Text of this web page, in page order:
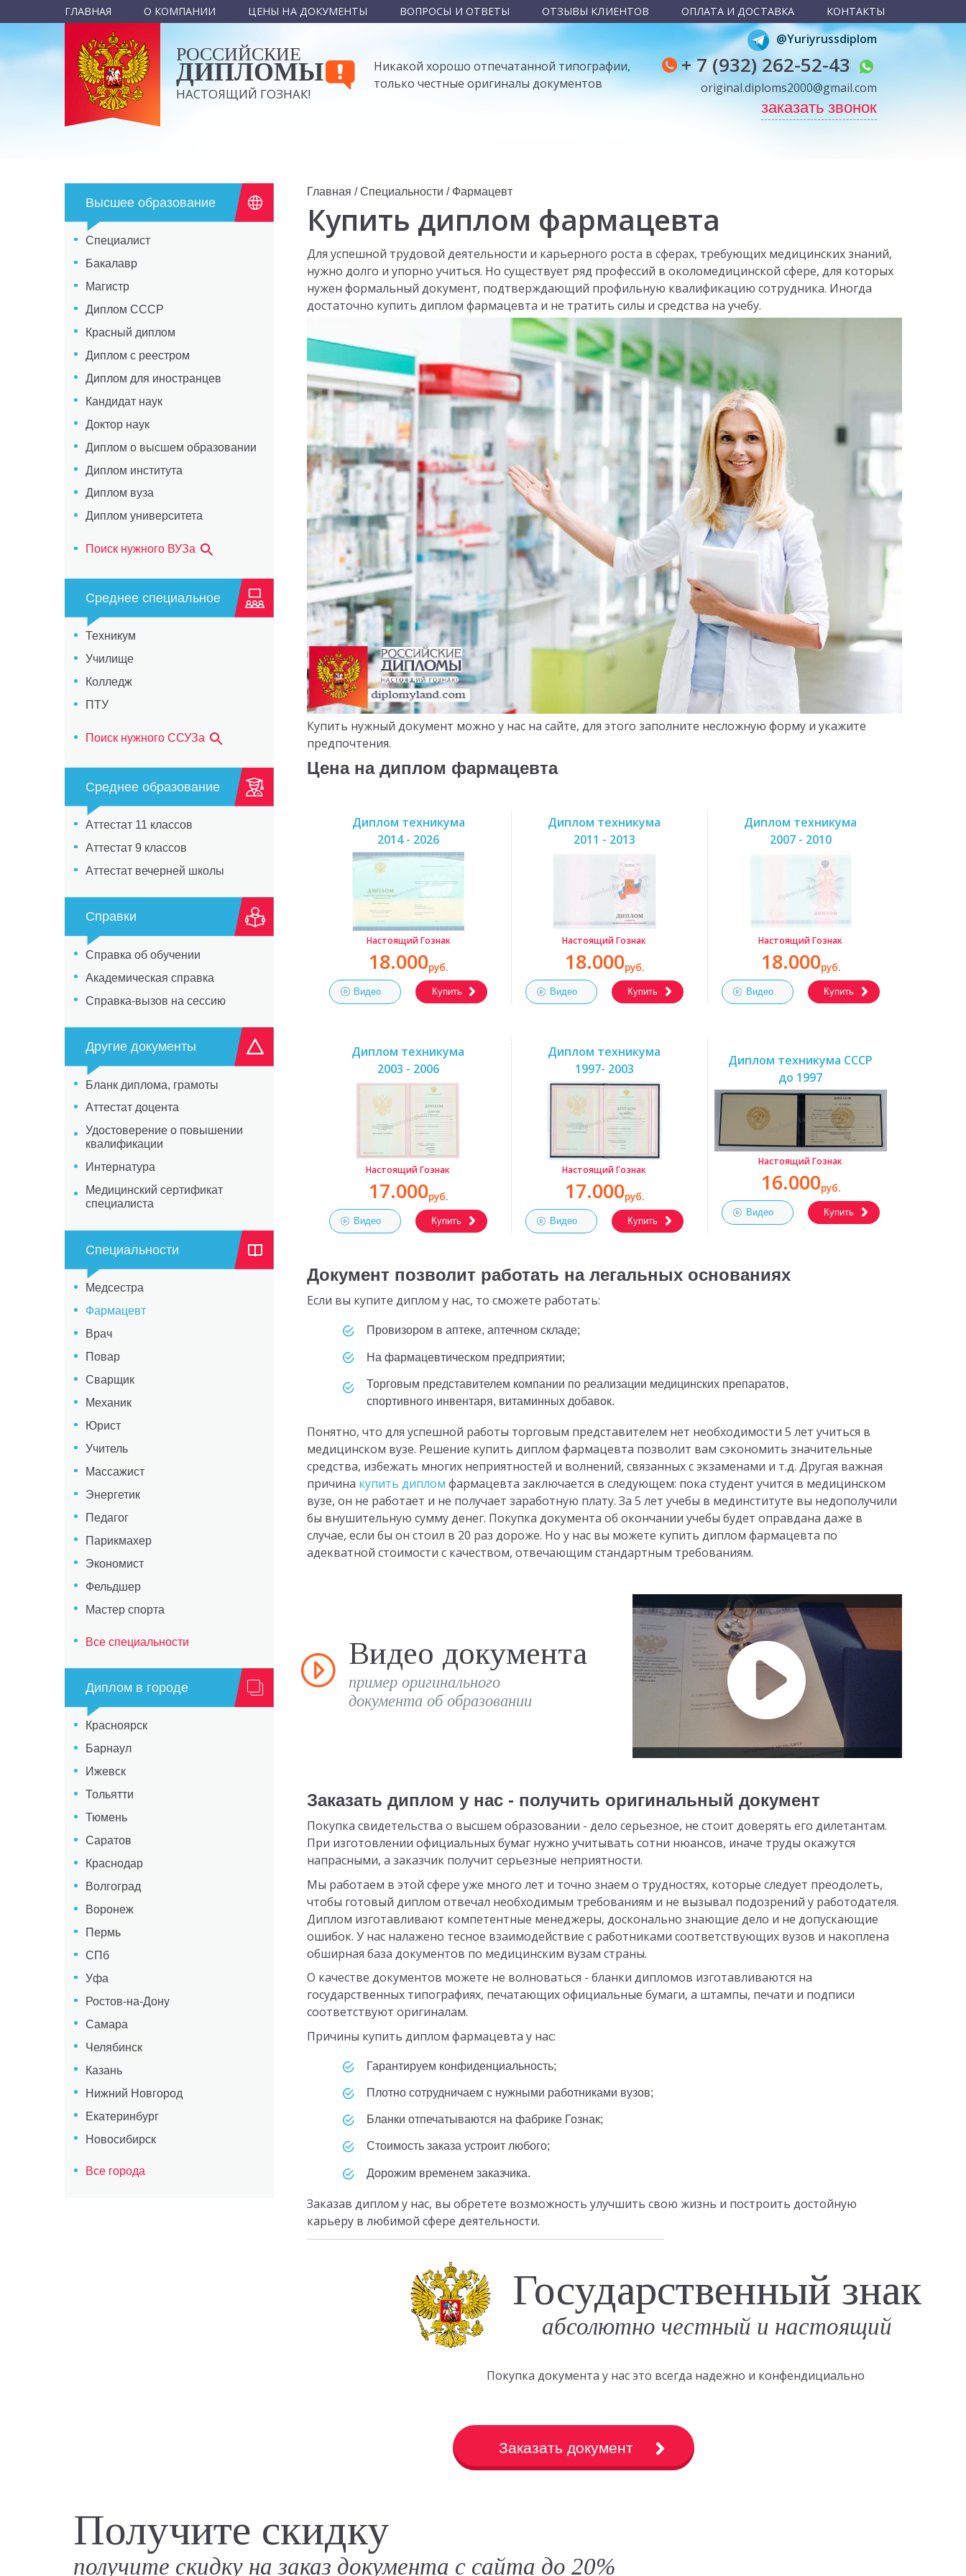
ГЛАВНАЯ О КОМПАНИИ ЦЕНЫ НА ДОКУМЕНТЫ ВОПРОСЫ И ОТВЕТЫ ОТЗЫВЫ КЛИЕНТОВ ОПЛАТА И ДОСТАВКА КОНТАКТЫ
РОССИЙСКИЕ
ДИПЛОМЫ
НАСТОЯЩИЙ ГОЗНАК!
Никакой хорошо отпечатанной типографии,
только честные оригиналы документов
@Yuriyrussdiplom
+ 7 (932) 262-52-43
original.diploms2000@gmail.com
заказать звонок
Высшее образование
Специалист
Бакалавр
Магистр
Диплом СССР
Красный диплом
Диплом с реестром
Диплом для иностранцев
Кандидат наук
Доктор наук
Диплом о высшем образовании
Диплом института
Диплом вуза
Диплом университета
Поиск нужного ВУЗа
Среднее специальное
Техникум
Училище
Колледж
ПТУ
Поиск нужного ССУЗа
Среднее образование
Аттестат 11 классов
Аттестат 9 классов
Аттестат вечерней школы
Справки
Справка об обучении
Академическая справка
Справка-вызов на сессию
Другие документы
Бланк диплома, грамоты
Аттестат доцента
Удостоверение о повышении
квалификации
Интернатура
Медицинский сертификат
специалиста
Специальности
Медсестра
Фармацевт
Врач
Повар
Сварщик
Механик
Юрист
Учитель
Массажист
Энергетик
Педагог
Парикмахер
Экономист
Фельдшер
Мастер спорта
Все специальности
Диплом в городе
Красноярск
Барнаул
Ижевск
Тольятти
Тюмень
Саратов
Краснодар
Волгоград
Воронеж
Пермь
СПб
Уфа
Ростов-на-Дону
Самара
Челябинск
Казань
Нижний Новгород
Екатеринбург
Новосибирск
Все города
Главная /Специальности / Фармацевт
Купить диплом фармацевта
Для успешной трудовой деятельности и карьерного роста в сферах, требующих медицинских знаний,
нужно долго и упорно учиться. Но существует ряд профессий в околомедицинской сфере, для которых
нужен формальный документ, подтверждающий профильную квалификацию сотрудника. Иногда
достаточно купить диплом фармацевта и не тратить силы и средства на учебу.
Купить нужный документ можно у нас на сайте, для этого заполните несложную форму и укажите
предпочтения.
Цена на диплом фармацевта
Диплом техникума
2014 - 2026
Настоящий Гознак
18.000руб.
Видео Купить
Диплом техникума
2011 - 2013
Настоящий Гознак
18.000руб.
Видео Купить
Диплом техникума
2007 - 2010
Настоящий Гознак
18.000руб.
Видео Купить
Диплом техникума
2003 - 2006
Настоящий Гознак
17.000руб.
Видео Купить
Диплом техникума
1997- 2003
Настоящий Гознак
17.000руб.
Видео Купить
Диплом техникума СССР
до 1997
Настоящий Гознак
16.000руб.
Видео Купить
Документ позволит работать на легальных основаниях
Если вы купите диплом у нас, то сможете работать:
Провизором в аптеке, аптечном складе;
На фармацевтическом предприятии;
Торговым представителем компании по реализации медицинских препаратов,
спортивного инвентаря, витаминных добавок.
Понятно, что для успешной работы торговым представителем нет необходимости 5 лет учиться в
медицинском вузе. Решение купить диплом фармацевта позволит вам сэкономить значительные
средства, избежать многих неприятностей и волнений, связанных с экзаменами и т.д. Другая важная
причина купить диплом фармацевта заключается в следующем: пока студент учится в медицинском
вузе, он не работает и не получает заработную плату. За 5 лет учебы в мединституте вы недополучили
бы внушительную сумму денег. Покупка документа об окончании учебы будет оправдана даже в
случае, если бы он стоил в 20 раз дороже. Но у нас вы можете купить диплом фармацевта по
адекватной стоимости с качеством, отвечающим стандартным требованиям.
Видео документа
пример оригинального
документа об образовании
Заказать диплом у нас - получить оригинальный документ
Покупка свидетельства о высшем образовании - дело серьезное, не стоит доверять его дилетантам.
При изготовлении официальных бумаг нужно учитывать сотни нюансов, иначе труды окажутся
напрасными, а заказчик получит серьезные неприятности.
Мы работаем в этой сфере уже много лет и точно знаем о трудностях, которые следует преодолеть,
чтобы готовый диплом отвечал необходимым требованиям и не вызывал подозрений у работодателя.
Диплом изготавливают компетентные менеджеры, досконально знающие дело и не допускающие
ошибок. У нас налажено тесное взаимодействие с работниками соответствующих вузов и накоплена
обширная база документов по медицинским вузам страны.
О качестве документов можете не волноваться - бланки дипломов изготавливаются на
государственных типографиях, печатающих официальные бумаги, а штампы, печати и подписи
соответствуют оригиналам.
Причины купить диплом фармацевта у нас:
Гарантируем конфиденциальность;
Плотно сотрудничаем с нужными работниками вузов;
Бланки отпечатываются на фабрике Гознак;
Стоимость заказа устроит любого;
Дорожим временем заказчика.
Заказав диплом у нас, вы обретете возможность улучшить свою жизнь и построить достойную
карьеру в любимой сфере деятельности.
Государственный знак
абсолютно честный и настоящий
Покупка документа у нас это всегда надежно и конфендициально
Заказать документ
Получите скидку
получите скидку на заказ документа с сайта до 20%